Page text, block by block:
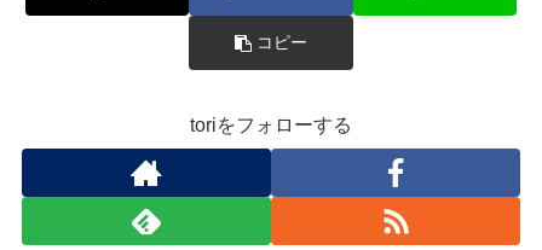
コピー
toriをフォローする